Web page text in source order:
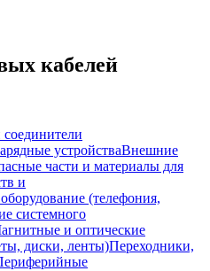
кабелей
устройстваВнешние
части и материалы для
и
(телефония,
системного
и оптические
диски, ленты)Переходники,